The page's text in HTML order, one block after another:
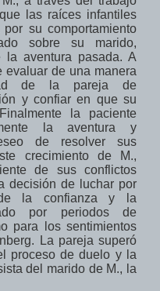
las raíces infantiles
su comportamiento
sobre su marido,
la aventura pasada. A
evaluar de una manera
de la pareja de
y confiar en que su
la paciente
la aventura y
de resolver sus
crecimiento de M.,
de sus conflictos
decisión de luchar por
la confianza y la
por periodos de
para los sentimientos
La pareja superó
proceso de duelo y la
del marido de M., la